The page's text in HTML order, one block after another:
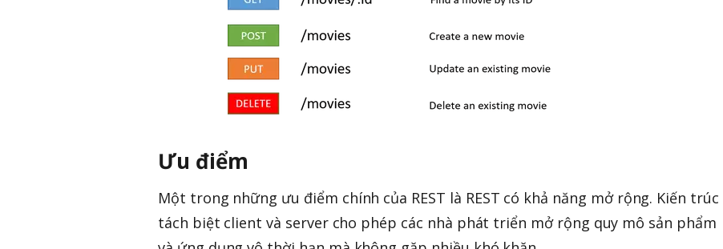
Ưu điểm
Một trong những ưu điểm chính của REST là REST có khả năng mở rộng. Kiến trúc
tách biệt client và server cho phép các nhà phát triển mở rộng quy mô sản phẩm